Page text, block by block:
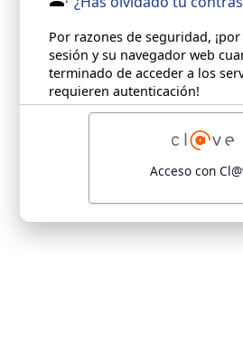
Por razones de seguridad,
sesión y su navegador web
terminado de acceder a los
requieren autenticación!